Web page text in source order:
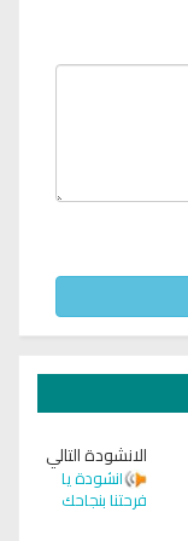
الانشودة التالي
انشودة يا
فرحتنا بنجاحك